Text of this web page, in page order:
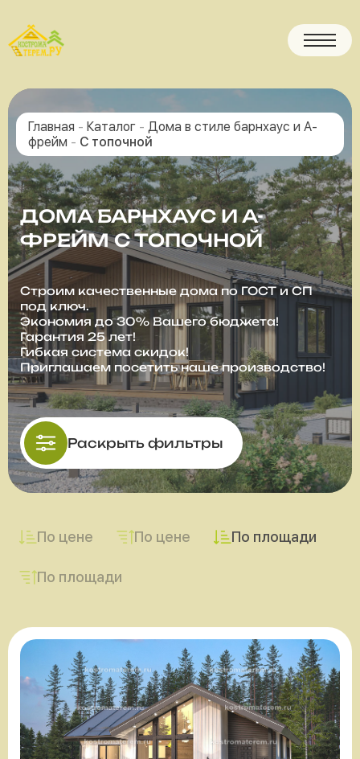
Главная - Каталог - Дома в стиле барнхаус и А-
фрейм - С топочной
ДОМА БАРНХАУС И А-
ФРЕЙМ С ТОПОЧНОЙ
Строим качественные дома по ГОСТ и СП
под ключ.
Экономия до 30% Вашего бюджета!
Гарантия 25 лет!
Гибкая система скидок!
Приглашаем посетить наше производство!
Раскрыть фильтры
По цене По цене По площади
По площади